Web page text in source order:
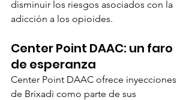
disminuir los riesgos asociados con la
adicción a los opioides.
Center Point DAAC: un faro
de esperanza
Center Point DAAC ofrece inyecciones
de Brixadi como parte de sus